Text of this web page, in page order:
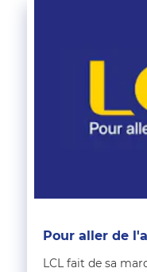
Pour aller de
LCL fait de sa